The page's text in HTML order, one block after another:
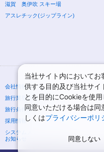
滋賀 奥伊吹 スキー場
アスレチック(ジップライン)
会社情報
旅行業登録票・約款
旅行条件書
採用情報
システムメンテナンスの
お知らせ
当社サイト内において
供する目的及び当社サイ
とを目的にCookieを使
同意いただける場合は
しくはプライバシーポリ
同意しない